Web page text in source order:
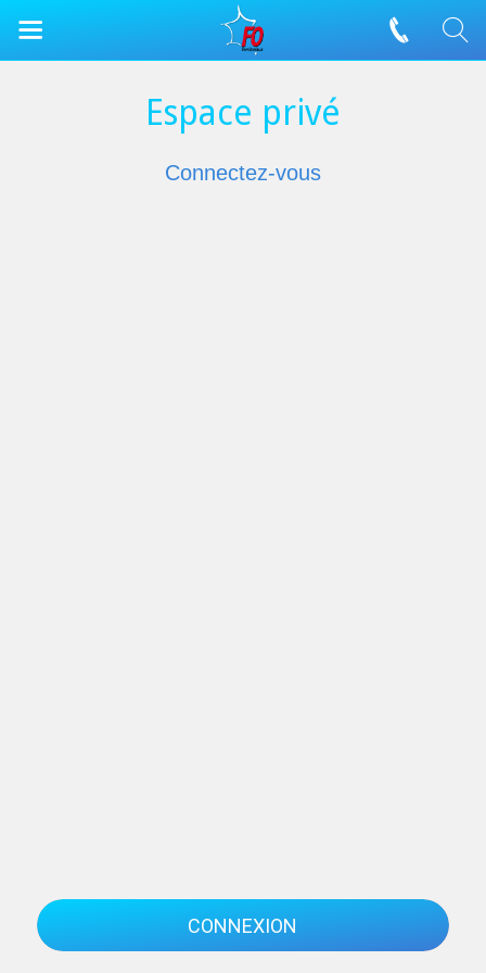
Espace privé
Connectez-vous
CONNEXION